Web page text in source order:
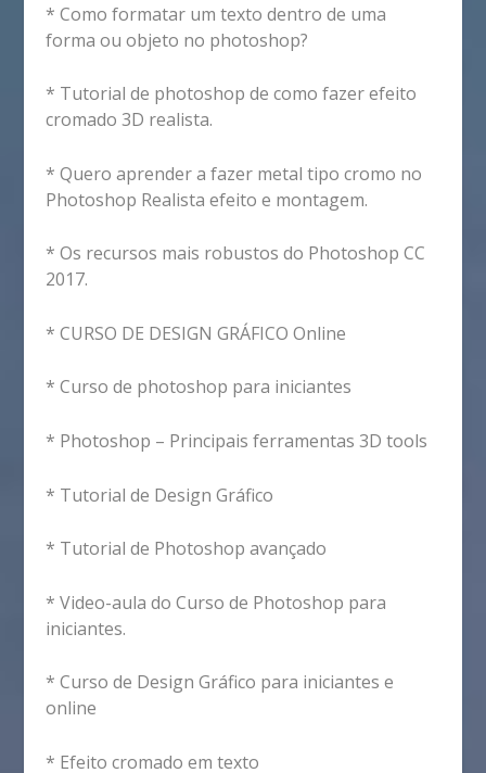
* Como formatar um texto dentro de uma
forma ou objeto no photoshop?
* Tutorial de photoshop de como fazer efeito
cromado 3D realista.
* Quero aprender a fazer metal tipo cromo no
Photoshop Realista efeito e montagem.
* Os recursos mais robustos do Photoshop CC
2017.
* CURSO DE DESIGN GRÁFICO Online
* Curso de photoshop para iniciantes
* Photoshop – Principais ferramentas 3D tools
* Tutorial de Design Gráfico
* Tutorial de Photoshop avançado
* Video-aula do Curso de Photoshop para
iniciantes.
* Curso de Design Gráfico para iniciantes e
online
* Efeito cromado em texto